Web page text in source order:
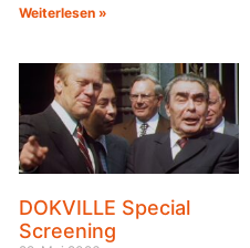
Weiterlesen »
DOKVILLE Special
Screening